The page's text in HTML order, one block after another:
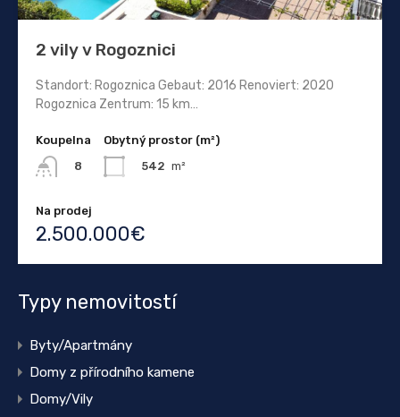
2 vily v Rogoznici
Standort: Rogoznica Gebaut: 2016 Renoviert: 2020
Rogoznica Zentrum: 15 km…
Koupelna
8
Obytný prostor (m²)
542 m²
Na prodej
2.500.000€
Typy nemovitostí
Byty/Apartmány
Domy z přírodního kamene
Domy/Vily